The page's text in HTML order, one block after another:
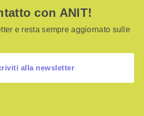
con ANIT!
e resta sempre aggiornato sulle
alla newsletter